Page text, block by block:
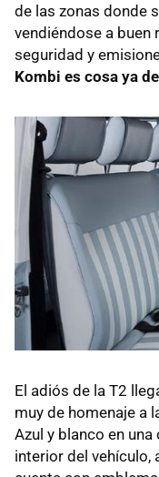
de las zonas donde
vendiéndose a
seguridad y
Kombi es cosa ya
El adiós de la T2
muy de homenaje a
Azul y blanco en
interior del vehículo,